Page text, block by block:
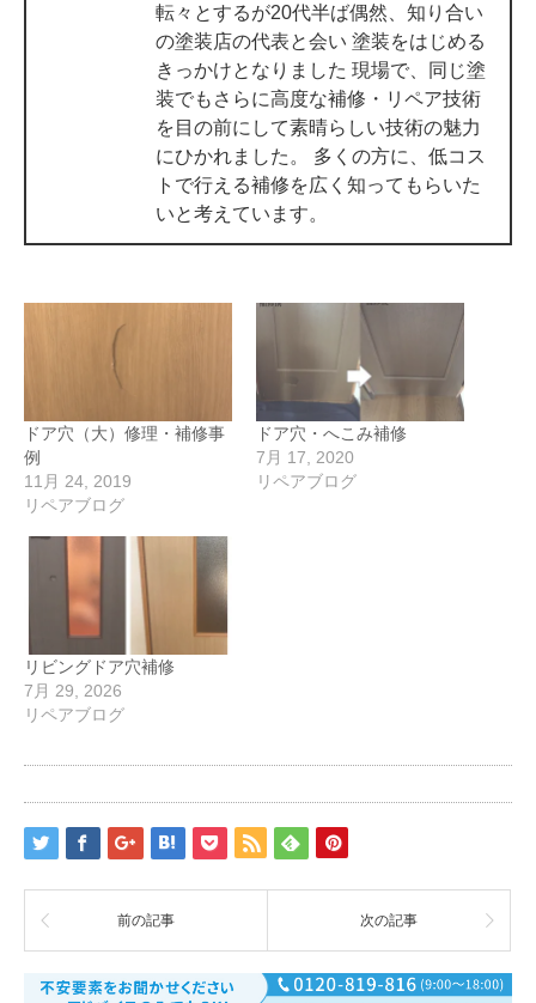
転々とするが20代半ば偶然、知り合い
の塗装店の代表と会い 塗装をはじめる
きっかけとなりました 現場で、同じ塗
装でもさらに高度な補修・リペア技術
を目の前にして素晴らしい技術の魅力
にひかれました。 多くの方に、低コス
トで行える補修を広く知ってもらいた
いと考えています。
ドア穴（大）修理・補修事
例
11月 24, 2019
リペアブログ
ドア穴・へこみ補修
7月 17, 2020
リペアブログ
リビングドア穴補修
7月 29, 2026
リペアブログ
前の記事 次の記事